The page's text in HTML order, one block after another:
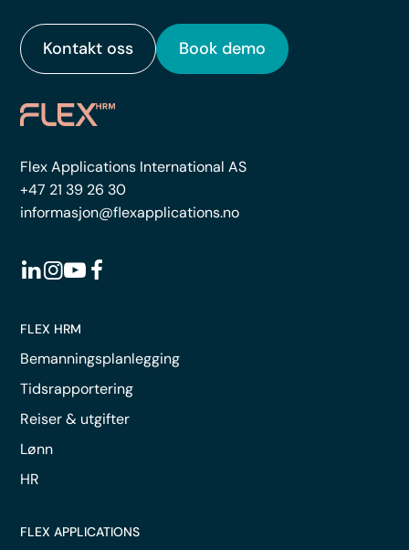
Kontakt oss Book demo
Flex Applications International AS
+47 21 39 26 30
informasjon@flexapplications.no
FLEX HRM
Bemanningsplanlegging
Tidsrapportering
Reiser & utgifter
Lønn
HR
FLEX APPLICATIONS